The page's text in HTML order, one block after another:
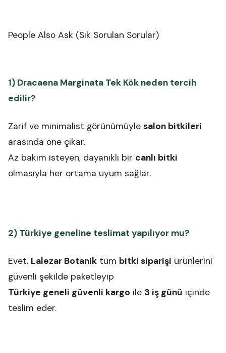
People Also Ask (Sık Sorulan Sorular)
1) Dracaena Marginata Tek Kök neden tercih
edilir?
Zarif ve minimalist görünümüyle salon bitkileri
arasında öne çıkar.
Az bakım isteyen, dayanıklı bir canlı bitki
olmasıyla her ortama uyum sağlar.
2) Türkiye geneline teslimat yapılıyor mu?
Evet. Lalezar Botanik tüm bitki siparişi ürünlerini
güvenli şekilde paketleyip
Türkiye geneli güvenli kargo ile 3 iş günü içinde
teslim eder.